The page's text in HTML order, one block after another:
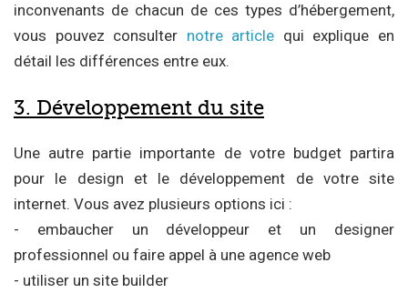
inconvenants de chacun de ces types d’hébergement,
vous pouvez consulter notre article qui explique en
détail les différences entre eux.
3. Développement du site
Une autre partie importante de votre budget partira
pour le design et le développement de votre site
internet. Vous avez plusieurs options ici :
- embaucher un développeur et un designer
professionnel ou faire appel à une agence web
- utiliser un site builder